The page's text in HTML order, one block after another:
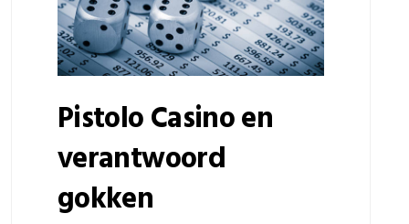
Pistolo Casino en
verantwoord
gokken